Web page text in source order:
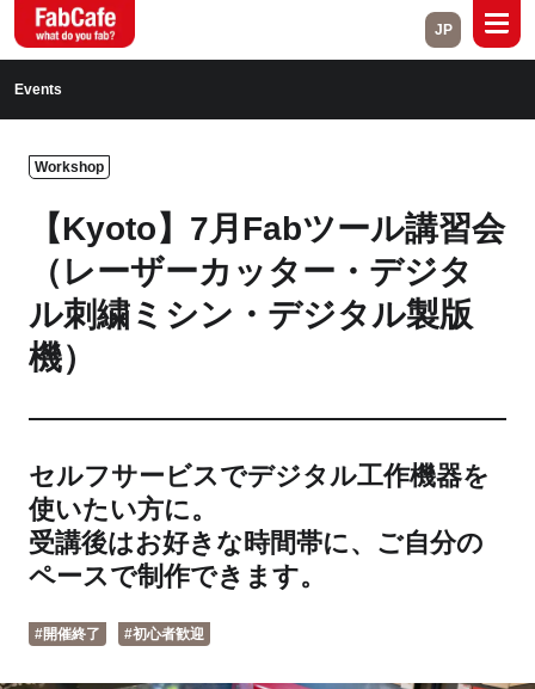
Open Labs Project Cases
Contact
Branch List
Tokyo Fuji
JP
Events
Workshop
【Kyoto】7月Fabツール講習会
（レーザーカッター・デジタ
ル刺繍ミシン・デジタル製版
機）
セルフサービスでデジタル工作機器を
使いたい方に。
受講後はお好きな時間帯に、ご自分の
ペースで制作できます。
#開催終了 #初心者歓迎